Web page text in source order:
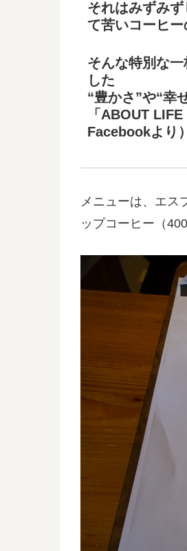
それはみずみ
て苦いコーヒー
そんな特別な
した
“豊かさ”や“幸
「ABOUT
Facebookより）
メニューは、エス
ップコーヒー（